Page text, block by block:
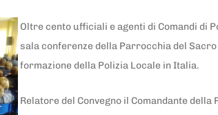
Oltre cento ufficiali e agenti di Comandi di
sala conferenze della Parrocchia del
formazione della Polizia Locale in Italia.
Relatore del Convegno il Comandante